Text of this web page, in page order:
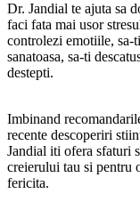
Dr. Jandial te ajuta sa
faci fata mai usor
controlezi emotiile, sa-
sanatoasa, sa-ti
destepti.
Imbinand
recente descoperiri
Jandial iti ofera sfaturi
creierului tau si pentru
fericita.